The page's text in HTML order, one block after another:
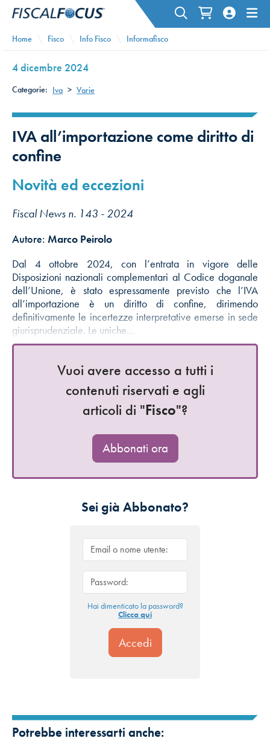
Home Fisco Info Fisco Informafisco
4 dicembre 2024
Categorie: Iva > Varie
IVA all’importazione come diritto di
confine
Novità ed eccezioni
Fiscal News n. 143 - 2024
Autore: Marco Peirolo
Dal 4 ottobre 2024, con l’entrata in vigore delle
Disposizioni nazionali complementari al Codice doganale
dell’Unione, è stato espressamente previsto che l’IVA
all’importazione è un diritto di confine, dirimendo
definitivamente le incertezze interpretative emerse in sede
giurisprudenziale. Le uniche…
Vuoi avere accesso a tutti i
contenuti riservati e agli
articoli di "Fisco"?
Abbonati ora
Sei già Abbonato?
Hai dimenticato la password?
Clicca qui
Potrebbe interessarti anche: